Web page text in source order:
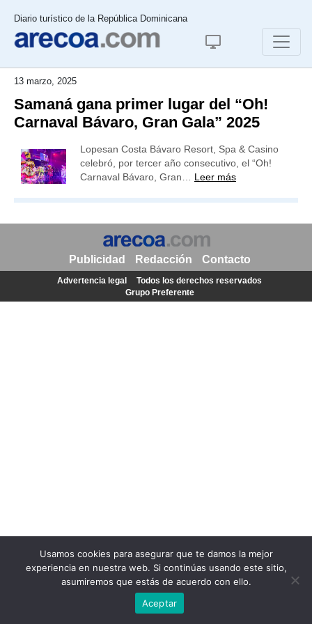
Diario turístico de la República Dominicana
13 marzo, 2025
Samaná gana primer lugar del “Oh!
Carnaval Bávaro, Gran Gala” 2025
Lopesan Costa Bávaro Resort, Spa & Casino
celebró, por tercer año consecutivo, el “Oh!
Carnaval Bávaro, Gran… Leer más
Usamos cookies para asegurar que te damos la mejor
experiencia en nuestra web. Si continúas usando este sitio,
asumiremos que estás de acuerdo con ello.
Aceptar
Publicidad Redacción Contacto
Advertencia legal
Todos los derechos reservados
Grupo Preferente